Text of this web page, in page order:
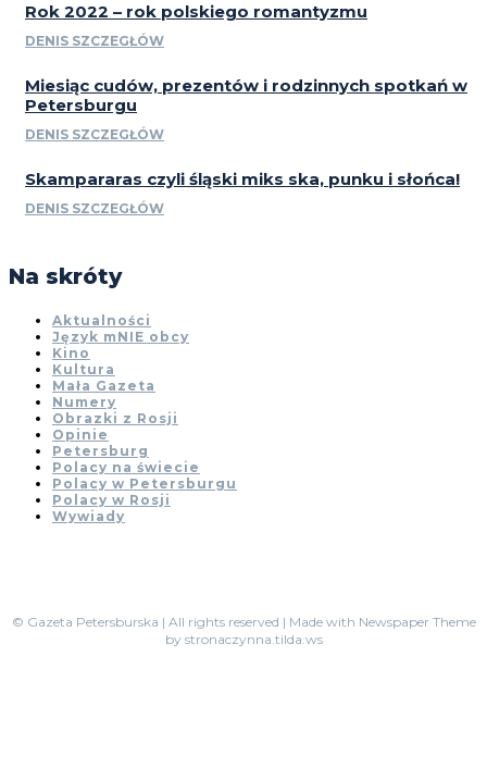
Rok 2022 – rok polskiego romantyzmu
DENIS SZCZEGŁÓW
Miesiąc cudów, prezentów i rodzinnych spotkań w
Petersburgu
DENIS SZCZEGŁÓW
Skampararas czyli śląski miks ska, punku i słońca!
DENIS SZCZEGŁÓW
Na skróty
Aktualności
Język mNIE obcy
Kino
Kultura
Mała Gazeta
Numery
Obrazki z Rosji
Opinie
Petersburg
Polacy na świecie
Polacy w Petersburgu
Polacy w Rosji
Wywiady
© Gazeta Petersburska | All rights reserved | Made with Newspaper Theme
by stronaczynna.tilda.ws